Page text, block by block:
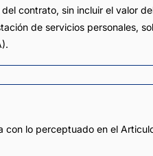
contrato, sin incluir el valor
de servicios personales,
con lo perceptuado en el